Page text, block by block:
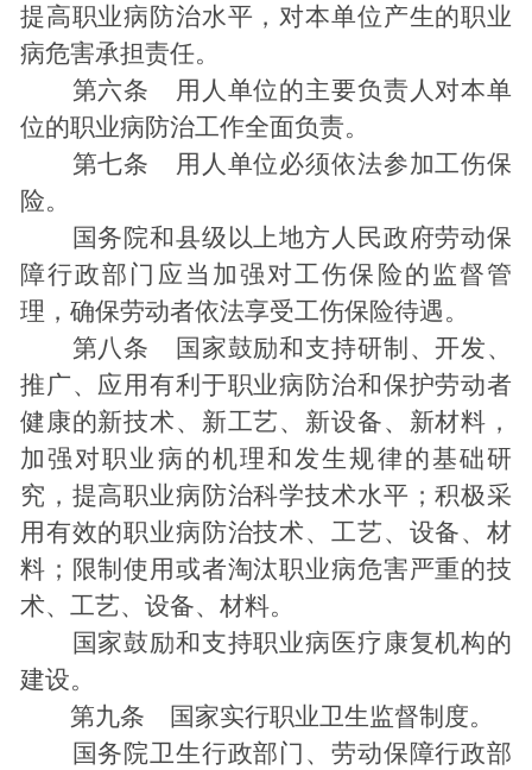
提高职业病防治水平，对本单位产生的职业
病危害承担责任。
第六条 用人单位的主要负责人对本单
位的职业病防治工作全面负责。
第七条 用人单位必须依法参加工伤保
险。
国务院和县级以上地方人民政府劳动保
障行政部门应当加强对工伤保险的监督管
理，确保劳动者依法享受工伤保险待遇。
第八条 国家鼓励和支持研制、开发、
推广、应用有利于职业病防治和保护劳动者
健康的新技术、新工艺、新设备、新材料，
加强对职业病的机理和发生规律的基础研
究，提高职业病防治科学技术水平；积极采
用有效的职业病防治技术、工艺、设备、材
料；限制使用或者淘汰职业病危害严重的技
术、工艺、设备、材料。
国家鼓励和支持职业病医疗康复机构的
建设。
第九条 国家实行职业卫生监督制度。
国务院卫生行政部门、劳动保障行政部